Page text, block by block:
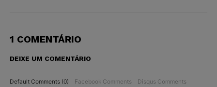
1 COMENTÁRIO
DEIXE UM COMENTÁRIO
Default Comments (0) Facebook Comments Disqus Comments